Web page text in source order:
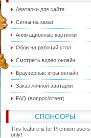
Аватарки для сайта
Сигны на заказ
Анимационные картинки
Обои на рабочий стол
Смотреть видео онлайн
Браузерные игры онлайн
Заказ личной аватарки
FAQ (вопрос/ответ)
СПОНСОРЫ
This feature is for Premium users
only!